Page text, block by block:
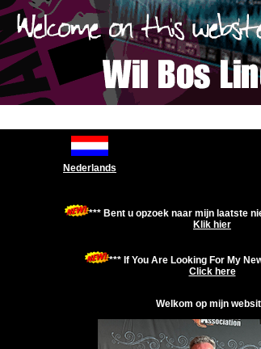
Nederlands
*** Bent u opzoek naar mijn laatste
Klik hier
*** If You Are Looking For My
Click here
Welkom op mijn